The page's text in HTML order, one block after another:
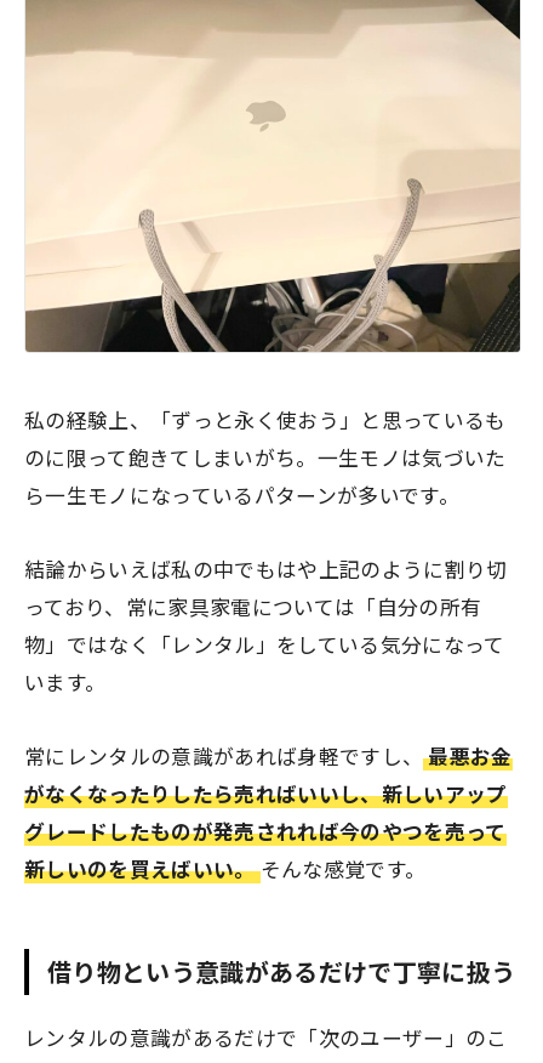
私の経験上、「ずっと永く使おう」と思っているも
のに限って飽きてしまいがち。 一生モノは気づいた
ら一生モノになっているパターンが多いです。
結論からいえば私の中でもはや上記のように割り切
っており、常に家具家電については「自分の所有
物」ではなく「レンタル」をしている気分になって
います。
常にレンタルの意識があれば身軽ですし、最悪お金
がなくなったりしたら売ればいいし、新しいアップ
グレードしたものが発売されれば今のやつを売って
新しいのを買えばいい。そんな感覚です。
借り物という意識があるだけで丁寧に扱う
レンタルの意識があるだけで「次のユーザー」のこ